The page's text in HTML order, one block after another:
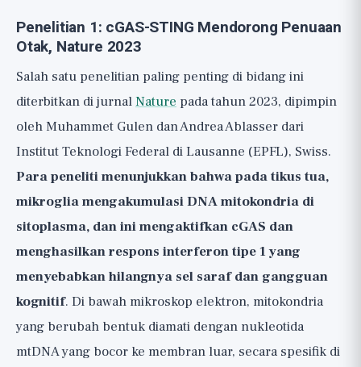
Penelitian 1: cGAS-STING Mendorong Penuaan
Otak, Nature 2023
Salah satu penelitian paling penting di bidang ini
diterbitkan di jurnalNature pada tahun 2023, dipimpin
oleh Muhammet Gulen dan Andrea Ablasser dari
Institut Teknologi Federal di Lausanne (EPFL), Swiss.
Para peneliti menunjukkan bahwa pada tikus tua,
mikroglia mengakumulasi DNA mitokondria di
sitoplasma, dan ini mengaktifkan cGAS dan
menghasilkan respons interferon tipe 1 yang
menyebabkan hilangnya sel saraf dan gangguan
kognitif. Di bawah mikroskop elektron, mitokondria
yang berubah bentuk diamati dengan nukleotida
mtDNA yang bocor ke membran luar, secara spesifik di